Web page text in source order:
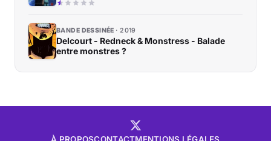
BANDE DESSINÉE 2019
Delcourt - Redneck & Monstress - Balade
entre monstres ?